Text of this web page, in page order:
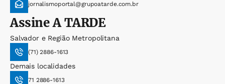
jornalismoportal@grupoatarde.com.br
AssineA TARDE
Salvador e Região Metropolitana
(71) 2886-1613
Demais localidades
71 2886-1613